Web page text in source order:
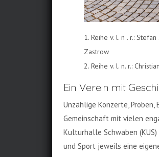
1. Reihe v. l. n . r.:
Zastrow
2. Reihe v. l. n. r.:
Ein Verein mit
Unzählige Konzerte,
Gemeinschaft mit vielen
Kulturhalle Schwaben
und Sport jeweils eine